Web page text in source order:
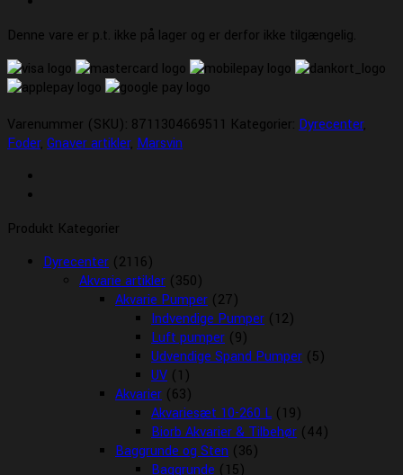
Denne vare er p.t. ikke på lager og er derfor ikke tilgængelig.
Varenummer (SKU): 8711304669511 Kategorier: Dyrecenter,
Foder, Gnaver artikler, Marsvin
Produkt Kategorier
Dyrecenter (2116)
Akvarie artikler (350)
Akvarie Pumper (27)
Indvendige Pumper (12)
Luft pumper (9)
Udvendige Spand Pumper (5)
UV (1)
Akvarier (63)
Akvariesæt 10-260 L (19)
Biorb Akvarier & Tilbehør (44)
Baggrunde og Sten (36)
Baggrunde (15)